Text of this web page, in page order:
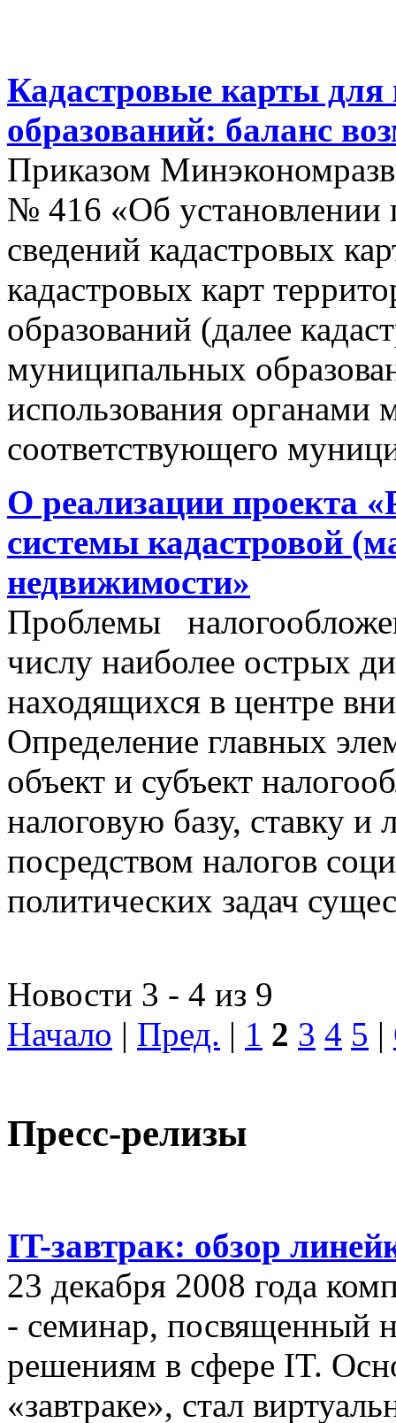
Кадастровые карты
образований: баланс
Приказом
№ 416 «Об установлении
сведений кадастровых
кадастровых карт
образований (далее
муниципальных
использования органами
соответствующего
О реализации проекта
системы кадастровой
недвижимости»
Проблемы
числу наиболее острых
находящихся в центре
Определение главных
объект и субъект
налоговую базу, ставку и
посредством налогов
политических задач
Новости 3 - 4 из 9
Начало | Пред. | 1 2 3 4 5 |
Пресс-релизы
IT-завтрак: обзор
23 декабря 2008 года
- семинар, посвященный
решениям в сфере IT.
«завтраке», стал